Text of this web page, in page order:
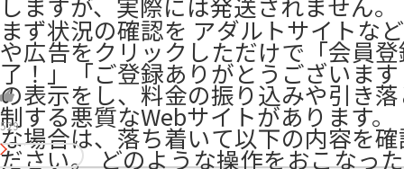
まず状況の確認を アダルトサイトな
や広告をクリックしただけで「会員
了！」「ご登録ありがとうございま
の表示をし、料金の振り込みや引き
制する悪質なWebサイトがあります。
な場合は、落ち着いて以下の内容を
ださい。 どのような操作をおこなっ
529